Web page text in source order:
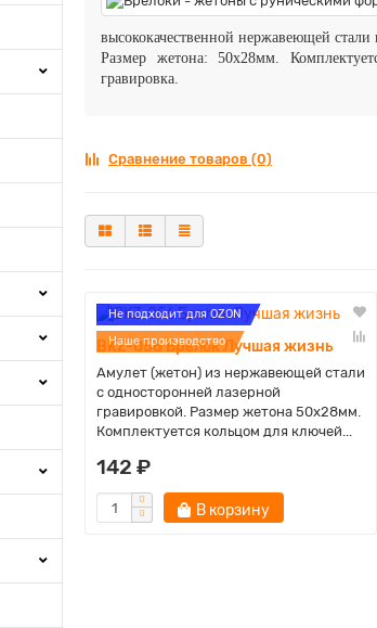
высококачественной нержавеющей
Размер жетона: 50x28мм.
гравировка.
Сравнение товаров (0)
Не подходит для OZON
Наше производство
BKZ-056 Брелок Лучшая жизнь
Амулет (жетон) из нержавеющей стали
с односторонней лазерной
гравировкой. Размер жетона 50х28мм.
Комплектуется кольцом для ключей...
142 ₽
В корзину